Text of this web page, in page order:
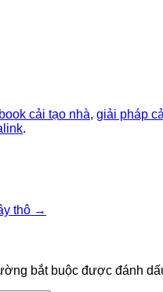
cải tạo nhà, giải pháp
.
thô →
bắt buộc được đánh